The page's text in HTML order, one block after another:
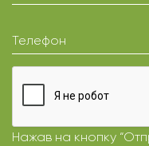
Телефон
Нажав на кнопку